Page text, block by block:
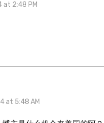
at 2:48 PM
at 5:48 AM